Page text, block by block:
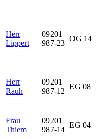
Herr
Lippert
09201
987-23
OG 14
Herr
Rauh
09201
987-12
EG 08
Frau
Thiem
09201
987-14
EG 04